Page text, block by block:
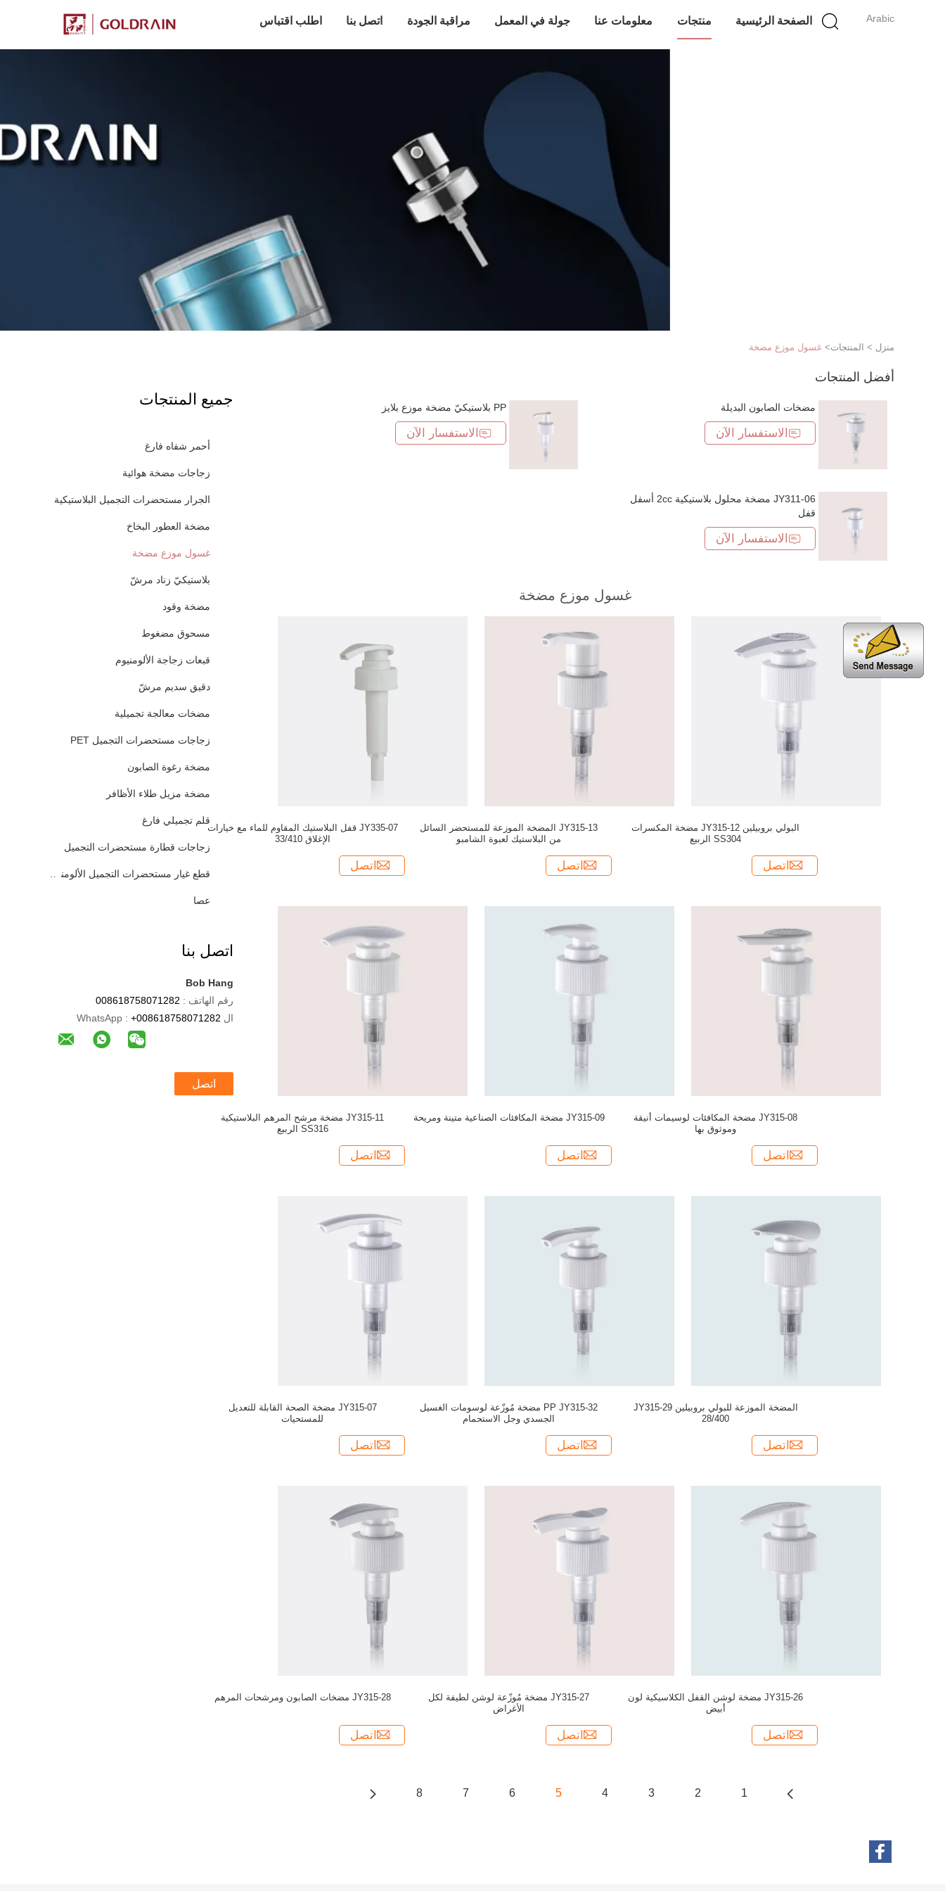
Arabic الصفحة الرئيسية منتجات معلومات عنا جولة في المعمل مراقبة الجودة اتصل بنا اطلب اقتباس
منزل > المنتجات> غسول موزع مضخة
جميع المنتجات
أحمر شفاه فارغ
زجاجات مضخة هوائية
الجرار مستحضرات التجميل البلاستيكية
مضخة العطور البخاخ
غسول موزع مضخة
بلاستيكيّ زناد مرشّ
مضخة وقود
مسحوق مضغوط
قبعات زجاجة الألومنيوم
دقيق سديم مرشّ
مضخات معالجة تجميلية
زجاجات مستحضرات التجميل PET
مضخة رغوة الصابون
مضخة مزيل طلاء الأظافر
قلم تجميلي فارغ
زجاجات قطارة مستحضرات التجميل
قطع غيار مستحضرات التجميل الألومنيوم
عصا
اتصل بنا
Bob Hang
رقم الهاتف :
ال WhatsApp : +008618758071282
اتصل
أفضل المنتجات
مضخات الصابون البديلة
الاستفسار الآن
PP بلاستيكيّ مضخة موزع بلايز
الاستفسار الآن
JY311-06 مضخة محلول بلاستيكية 2cc أسفل
قفل
الاستفسار الآن
غسول موزع مضخة
JY335-07 قفل البلاستيك المقاوم للماء مع خيارات
الإغلاق 33/410
اتصل
JY315-13 المضخة الموزعة للمستحضر السائل
من البلاستيك لعبوة الشامبو
اتصل
البولي بروبيلين JY315-12 مضخة المكسرات
SS304 الربيع
اتصل
JY315-11 مضخة مرشح المرهم البلاستيكية
SS316 الربيع
اتصل
JY315-09 مضخة المكافئات الصناعية متينة ومريحة
اتصل
JY315-08 مضخة المكافئات لوسيمات أنيقة
وموثوق بها
اتصل
JY315-07 مضخة الصحة القابلة للتعديل
للمستحيات
اتصل
PP JY315-32 مضخة مُوزّعة لوسومات الغسيل
الجسدي وجل الاستحمام
اتصل
المضخة الموزعة للبولي بروبيلين JY315-29
28/400
اتصل
JY315-28 مضخات الصابون ومرشحات المرهم
اتصل
JY315-27 مضخة مُوزّعة لوشن لطيفة لكل
الأغراض
اتصل
JY315-26 مضخة لوشن القفل الكلاسيكية لون
أبيض
اتصل
1
2
3
4
5
6
7
8